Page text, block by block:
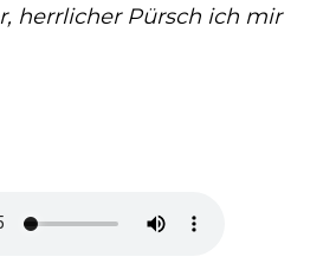
herrlicher Pürsch ich mir